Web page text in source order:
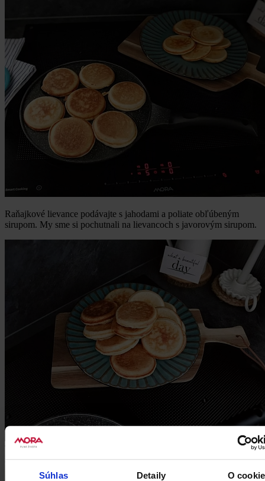
Súhlas Detaily O
Raňajkové lievance podávajte s jahodami a poliate obľúbeným
sirupom. My sme si pochutnali na lievancoch s javorovým sirupom.
TIPY A RADY: skúste nabudúce do lievancov pridať pol lyžičky
škorice. Vytvoríte tak ďalší chutný variant raňajkových lievancov.